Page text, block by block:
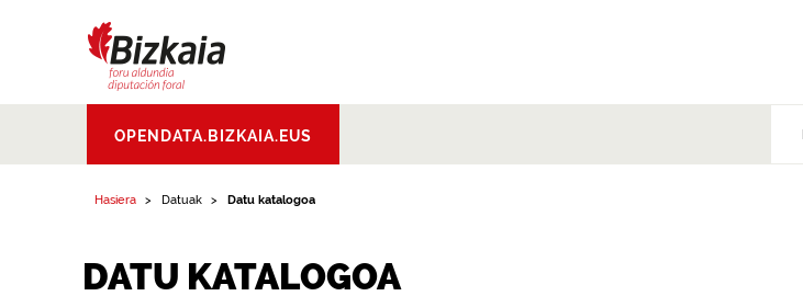
Aldundia.Diputacion
Foral de Bizkaia
OPENDATA.BIZKAIA.EUS
Hasiera Datuak Datu katalogoa
DATU KATALOGOA